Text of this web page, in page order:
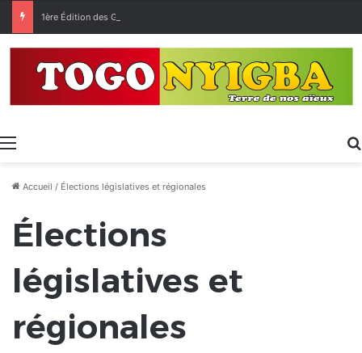
Menu
Accueil / Élections législatives et régionales
Élections
législatives et
régionales